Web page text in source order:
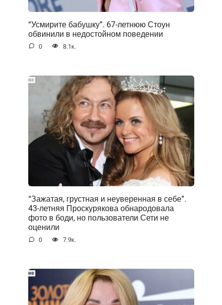
“Усмирите бабушку”. 67-летнюю Стоун
обвинили в недостойном поведении
0 8.1к.
“Зажатая, грустная и неуверенная в себе”.
43-летняя Проскурякова обнародовала
фото в боди, но пользователи Сети не
оценили
0 7.9к.